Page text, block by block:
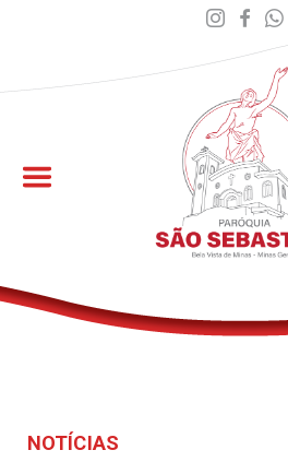
NOTÍCIAS